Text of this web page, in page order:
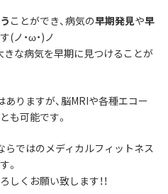
ことができ、病気の早期発見や早
(ノ・ω・)ノ
きな病気を早期に見つけることが
ありますが、脳MRIや各種エコー
も可能です。
らではのメディカルフィットネス
。
くお願い致します！！